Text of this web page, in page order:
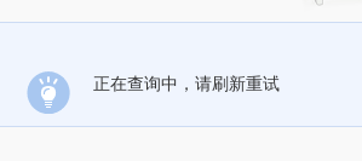
正在查询中，请刷新重试